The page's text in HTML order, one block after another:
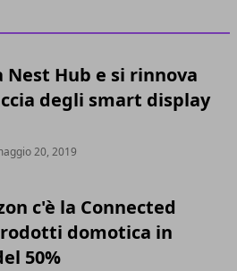
Hub e si rinnova
degli smart display
20, 2019
c'è la Connected
domotica in
50%